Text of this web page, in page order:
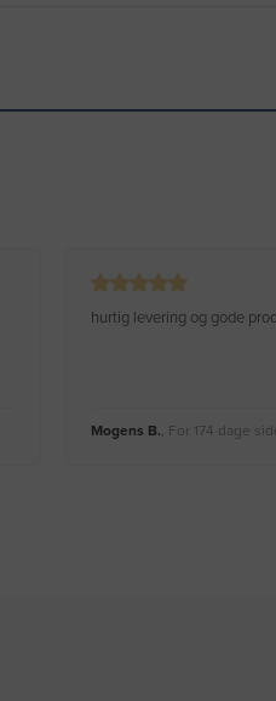
hurtig levering og gode
Mogens B., For 174 dage